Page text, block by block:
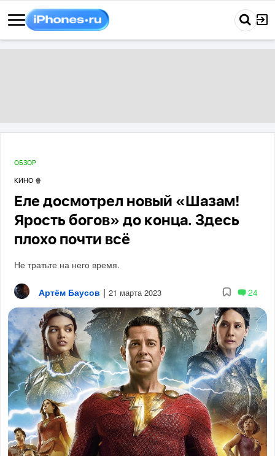
ОБЗОР
КИНО 🍿
Еле досмотрел новый «Шазам!
Ярость богов» до конца. Здесь
плохо почти всё
Не тратьте на него время.
Артём Баусов | 21 марта 2023 24